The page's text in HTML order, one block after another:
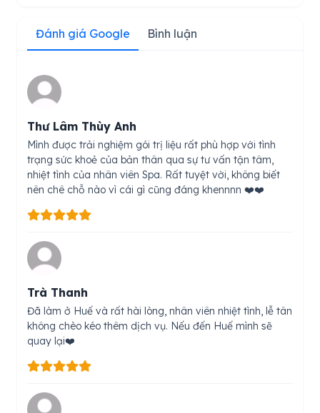
Đánh giá Google Bình luận
Thư Lâm Thùy Anh
Mình được trải nghiệm gói trị liệu rất phù hợp với tình
trạng sức khoẻ của bản thân qua sự tư vấn tận tâm,
nhiệt tình của nhân viên Spa. Rất tuyệt vời, không biết
nên chê chỗ nào vì cái gì cũng đáng khennnn ❤️❤️
Trà Thanh
Đã làm ở Huế và rất hài lòng, nhân viên nhiệt tình, lễ tân
không chèo kéo thêm dịch vụ. Nếu đến Huế mình sẽ
quay lại❤️